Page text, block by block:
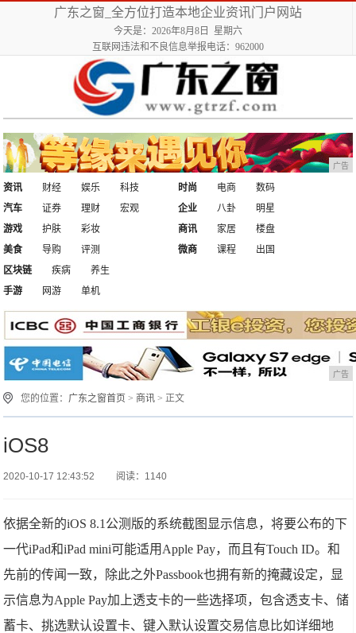
广东之窗_全方位打造本地企业资讯门户网站
今天是：2026年8月8日 星期六
互联网违法和不良信息举报电话：962000
广告
资讯 财经 娱乐
科技
汽车
证券 理财 宏观
时尚 电商
数码
企业
八卦
明星
游戏
护肤
彩妆
美食
导购 评测
商讯 家居
楼盘
微商
课程
出国
区块链
疾病
养生
手游
网游 单机
广告
您的位置： 广东之窗首页 > 商讯 > 正文
iOS8
2020-10-17 12:43:52 阅读：1140
依据全新的iOS 8.1公测版的系统截图显示信息，将要公布的下
一代iPad和iPad mini可能适用Apple Pay，而且有Touch ID。和
先前的传闻一致，除此之外Passbook也拥有新的掩藏设定，显
示信息为Apple Pay加上透支卡的一些选择项，包含透支卡、储
蓄卡、挑选默认设置卡、键入默认设置交易信息比如详细地